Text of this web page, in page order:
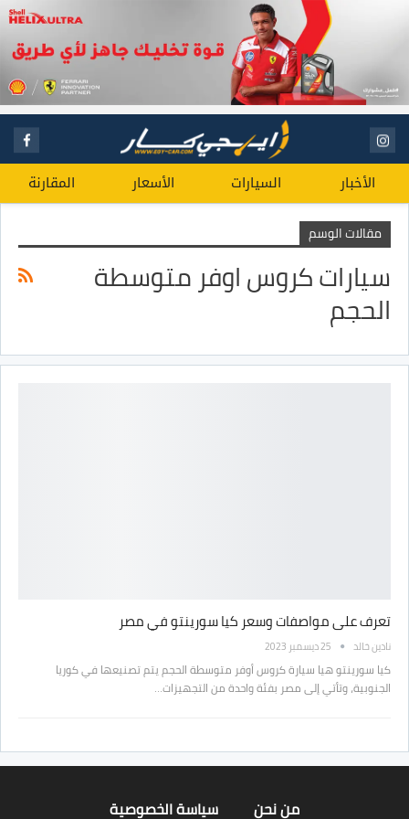
الأخبار السيارات الأسعار المقارنة
مقالات الوسم
سيارات كروس اوفر متوسطة
الحجم
تعرف على مواصفات وسعر كيا سورينتو في مصر
نادين خالد 25 ديسمبر 2023
كيا سورينتو هيا سيارة كروس أوفر متوسطة الحجم يتم تصنيعها في كوريا
الجنوبية، وتأتي إلى مصر بفئة واحدة من التجهيزات…
من نحن سياسة الخصوصية